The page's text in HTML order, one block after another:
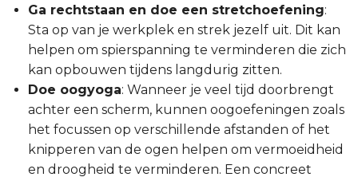
Ga rechtstaan en doe een stretchoefening:
Sta op van je werkplek en strek jezelf uit. Dit kan
helpen om spierspanning te verminderen die zich
kan opbouwen tijdens langdurig zitten.
Doe oogyoga: Wanneer je veel tijd doorbrengt
achter een scherm, kunnen oogoefeningen zoals
het focussen op verschillende afstanden of het
knipperen van de ogen helpen om vermoeidheid
en droogheid te verminderen. Een concreet